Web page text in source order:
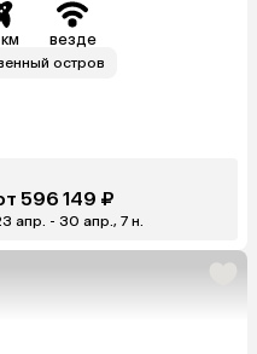
везде
остров
596 149 ₽
апр. - 30 апр., 7 н.